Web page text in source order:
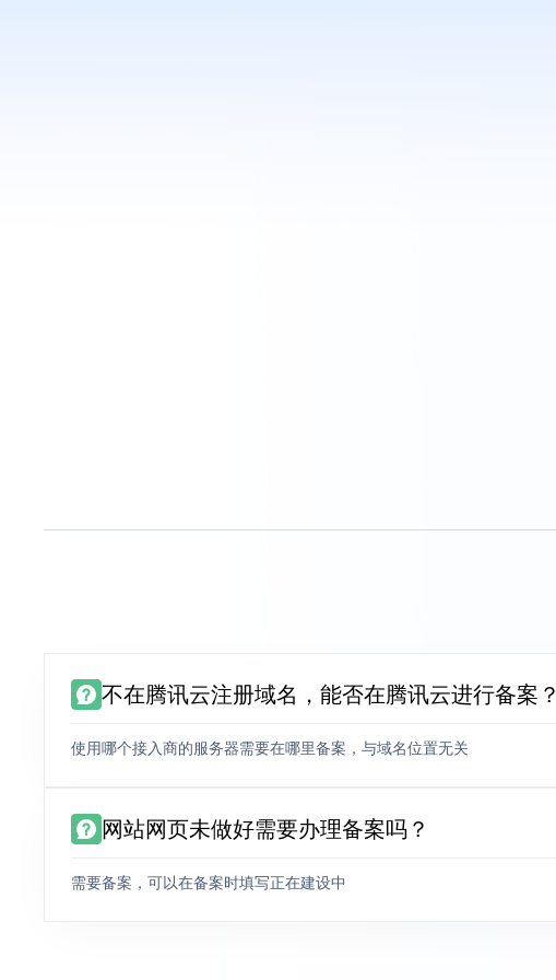
不在腾讯云注册域名，能否在腾讯云进行备案？
使用哪个接入商的服务器需要在哪里备案，与域名位置无关
网站网页未做好需要办理备案吗？
需要备案，可以在备案时填写正在建设中